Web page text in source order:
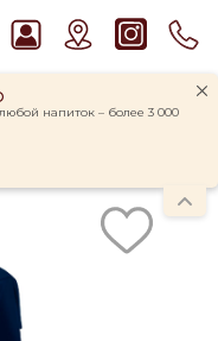
напиток – более 3 000
tetrapaket (0,95L)